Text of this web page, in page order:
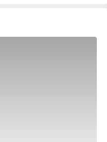
運動和視覺的享受。
，同時也可以體驗到挑戰